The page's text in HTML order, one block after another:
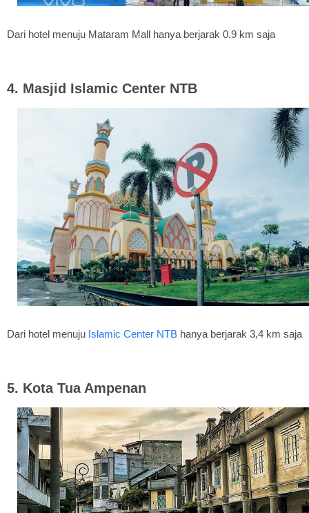
Dari hotel menuju Mataram Mall hanya berjarak 0.9 km saja
4. Masjid Islamic Center NTB
Dari hotel menuju Islamic Center NTB hanya berjarak 3,4 km saja
5. Kota Tua Ampenan